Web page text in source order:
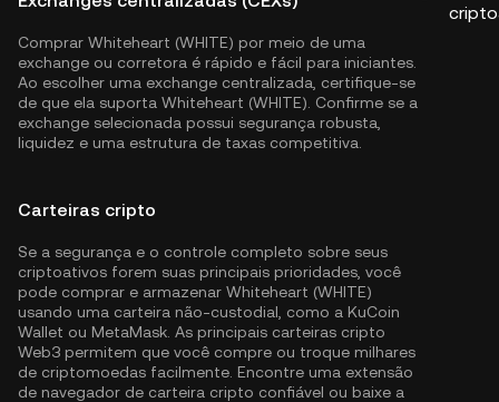
Comprar Whiteheart (WHITE) por meio de uma
exchange ou corretora é rápido e fácil para iniciantes.
Ao escolher uma exchange centralizada, certifique-se
de que ela suporta Whiteheart (WHITE). Confirme se a
exchange selecionada possui segurança robusta,
liquidez e uma estrutura de taxas competitiva.
Carteiras cripto
Se a segurança e o controle completo sobre seus
criptoativos forem suas principais prioridades, você
pode comprar e armazenar Whiteheart (WHITE)
usando uma carteira não-custodial, como a KuCoin
Wallet ou MetaMask. As principais carteiras cripto
Web3 permitem que você compre ou troque milhares
de criptomoedas facilmente. Encontre uma extensão
de navegador de carteira cripto confiável ou baixe a